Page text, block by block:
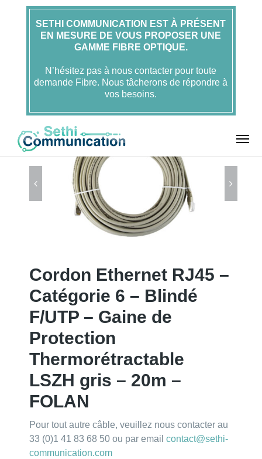
SETHI COMMUNICATION EST À PRÉSENT
EN MESURE DE VOUS PROPOSER UNE
GAMME FIBRE OPTIQUE.
N’hésitez pas à nous contacter pour toute
demande Fibre. Nous tâcherons de répondre à
vos besoins.
Cordons Ethernet RJ45
Cordon Ethernet RJ45 –
LSZH gris – 20m – FOLAN
Cordon Ethernet RJ45 –
Catégorie 6 – Blindé
F/UTP – Gaine de
Protection
Thermorétractable
LSZH gris – 20m –
FOLAN
Pour tout autre câble, veuillez nous contacter au
33 (0)1 41 83 68 50 ou par emailcontact@sethi-
communication.com